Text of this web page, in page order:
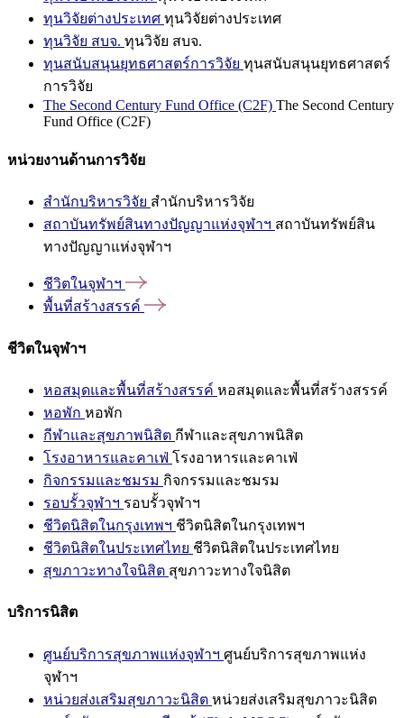
ทุนวิจัยต่างประเทศ ทุนวิจัยต่างประเทศ
ทุนวิจัย สบจ. ทุนวิจัย สบจ.
ทุนสนับสนุนยุทธศาสตร์การวิจัย ทุนสนับสนุนยุทธศาสตร์
การวิจัย
The Second Century Fund Office (C2F) The Second Century
Fund Office (C2F)
หน่วยงานด้านการวิจัย
สำนักบริหารวิจัย สำนักบริหารวิจัย
สถาบันทรัพย์สินทางปัญญาแห่งจุฬาฯ สถาบันทรัพย์สิน
ทางปัญญาแห่งจุฬาฯ
ชีวิตในจุฬาฯ
พื้นที่สร้างสรรค์
ชีวิตในจุฬาฯ
หอสมุดและพื้นที่สร้างสรรค์ หอสมุดและพื้นที่สร้างสรรค์
หอพัก หอพัก
กีฬาและสุขภาพนิสิต กีฬาและสุขภาพนิสิต
โรงอาหารและคาเฟ่ โรงอาหารและคาเฟ่
กิจกรรมและชมรม กิจกรรมและชมรม
รอบรั้วจุฬาฯ รอบรั้วจุฬาฯ
ชีวิตนิสิตในกรุงเทพฯ ชีวิตนิสิตในกรุงเทพฯ
ชีวิตนิสิตในประเทศไทย ชีวิตนิสิตในประเทศไทย
สุขภาวะทางใจนิสิต สุขภาวะทางใจนิสิต
บริการนิสิต
ศูนย์บริการสุขภาพแห่งจุฬาฯ ศูนย์บริการสุขภาพแห่ง
จุฬาฯ
หน่วยส่งเสริมสุขภาวะนิสิต หน่วยส่งเสริมสุขภาวะนิสิต